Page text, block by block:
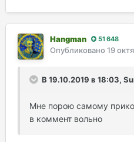
Клинично стало в
Но в этом есть и кое-
Hangman 51 648
Опубликовано 19
В 19.10.2019 в 18:03,
Мне порою самому
в коммент вольно